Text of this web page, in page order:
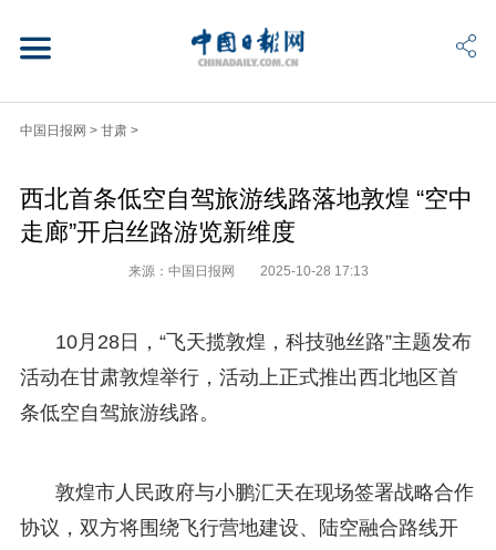
中国日报网 > 甘肃>
西北首条低空自驾旅游线路落地敦煌 “空中
走廊”开启丝路游览新维度
来源：中国日报网 2025-10-28 17:13
10月28日，“飞天揽敦煌，科技驰丝路”主题发布
活动在甘肃敦煌举行，活动上正式推出西北地区首
条低空自驾旅游线路。
敦煌市人民政府与小鹏汇天在现场签署战略合作
协议，双方将围绕飞行营地建设、陆空融合路线开